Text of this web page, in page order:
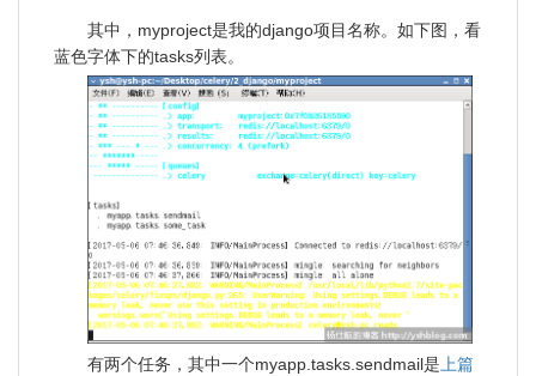
其中，myproject是我的django项目名称。如下图，看
蓝色字体下的tasks列表。
有两个任务，其中一个myapp.tasks.sendmail是 上篇